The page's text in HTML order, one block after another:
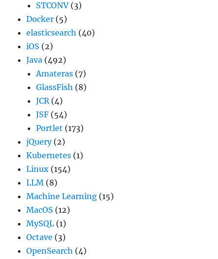
STCONV (3)
Docker (5)
elasticsearch (40)
iOS (2)
Java (492)
Amateras (7)
GlassFish (8)
JCR(4)
JSF (54)
Portlet (173)
jQuery(2)
Kubernetes (1)
Linux (154)
LLM (8)
Machine Learning (15)
MacOS (12)
MySQL (1)
Octave (3)
OpenSearch (4)